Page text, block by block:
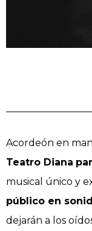
Acordeón en
Teatro Diana
musical único y
público en
dejarán a los